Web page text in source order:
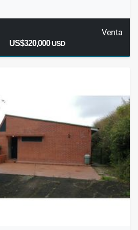
Venta
US$320,000USD